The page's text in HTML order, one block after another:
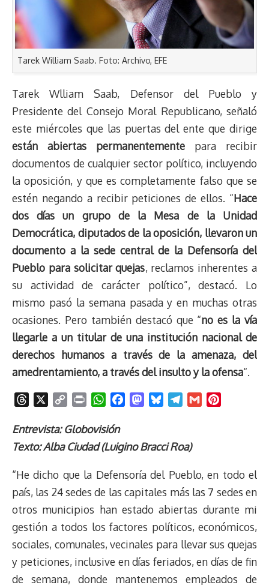
Tarek William Saab. Foto: Archivo, EFE
Tarek Wlliam Saab, Defensor del Pueblo y
Presidente del Consejo Moral Republicano, señaló
este miércoles que las puertas del ente que dirige
están abiertas permanentemente para recibir
documentos de cualquier sector político, incluyendo
la oposición, y que es completamente falso que se
estén negando a recibir peticiones de ellos. “Hace
dos días un grupo de la Mesa de la Unidad
Democrática, diputados de la oposición, llevaron un
documento a la sede central de la Defensoría del
Pueblo para solicitar quejas, reclamos inherentes a
su actividad de carácter político”, destacó. Lo
mismo pasó la semana pasada y en muchas otras
ocasiones. Pero también destacó que “no es la vía
llegarle a un titular de una institución nacional de
derechos humanos a través de la amenaza, del
amedrentamiento, a través del insulto y la ofensa“.
r
e
d
p
y
i
k
i
n
W
a
t
A
p
p
e
o
k
M
t
d
n
e
k
e
r
a
m
r
s
t
Entrevista: Globovisión
Texto: Alba Ciudad (Luigino Bracci Roa)
“He dicho que la Defensoría del Pueblo, en todo el
país, las 24 sedes de las capitales más las 7 sedes en
otros municipios han estado abiertas durante mi
gestión a todos los factores políticos, económicos,
sociales, comunales, vecinales para llevar sus quejas
y peticiones, inclusive en días feriados, en días de fin
de semana, donde mantenemos empleados de